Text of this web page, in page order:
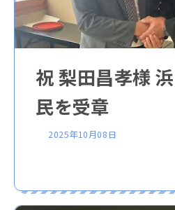
祝 梨田昌孝様
民を受章
2025年10月08日